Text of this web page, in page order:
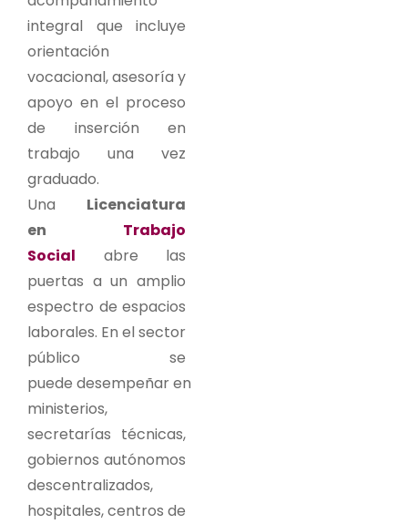
integral que incluye
orientación
vocacional, asesoría y
apoyo en el proceso
de inserción en
trabajo una vez
graduado.
Una Licenciatura
en Trabajo
Social abre las
puertas a un amplio
espectro de espacios
laborales. En el sector
público se
puede desempeñar en
ministerios,
secretarías técnicas,
gobiernos autónomos
descentralizados,
hospitales, centros de